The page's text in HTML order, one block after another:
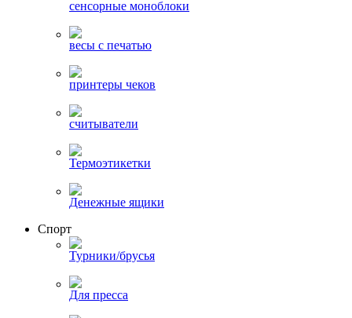
сенсорные моноблоки
весы с печатью
принтеры чеков
считыватели
Термоэтикетки
Денежные ящики
Спорт
Турники/брусья
Для пресса